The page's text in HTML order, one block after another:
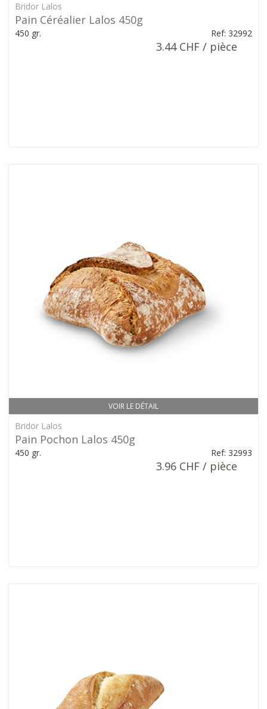
Bridor Lalos
Pain Céréalier Lalos 450g
450 gr. Ref: 32992
3.44 CHF / pièce
VOIR LE DÉTAIL
Bridor Lalos
Pain Pochon Lalos 450g
450 gr. Ref: 32993
3.96 CHF / pièce